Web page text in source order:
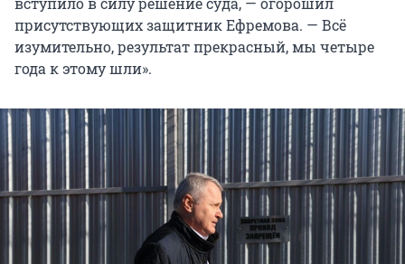
присутствующих защитник Ефремова. — Всё
изумительно, результат прекрасный, мы четыре
года к этому шли».